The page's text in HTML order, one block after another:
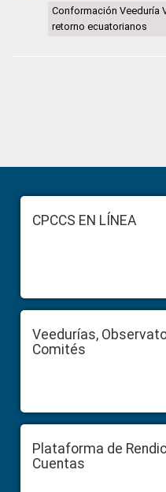
Conformación Veeduría
retorno ecuatorianos
Sidebar
FooterCPCCS EN LÍNEA
Veedurías,
Comités
Plataforma de
Cuentas